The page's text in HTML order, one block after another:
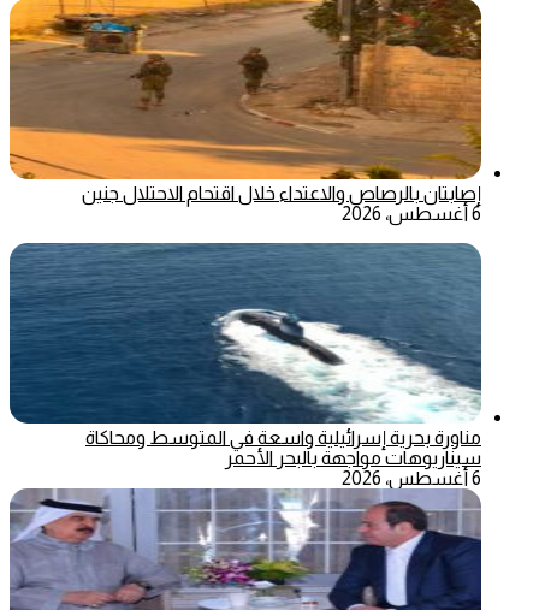
إصابتان بالرصاص والاعتداء خلال اقتحام الاحتلال جنين
6 أغسطس، 2026
مناورة بحرية إسرائيلية واسعة في المتوسط ومحاكاة
سيناريوهات مواجهة بالبحر الأحمر
6 أغسطس، 2026